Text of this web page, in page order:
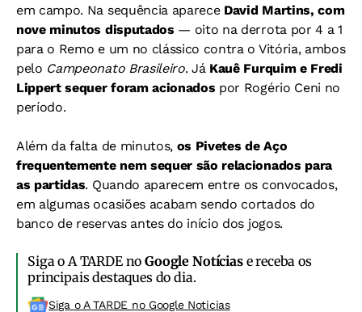
em campo. Na sequência aparece David Martins, com
nove minutos disputados — oito na derrota por 4 a 1
para o Remo e um no clássico contra o Vitória, ambos
pelo Campeonato Brasileiro. Já Kauê Furquim e Fredi
Lippert sequer foram acionados por Rogério Ceni no
período.
Além da falta de minutos, os Pivetes de Aço
frequentemente nem sequer são relacionados para
as partidas. Quando aparecem entre os convocados,
em algumas ocasiões acabam sendo cortados do
banco de reservas antes do início dos jogos.
Siga o A TARDE noGoogle Notíciase receba os
principais destaques do dia.
Siga o A TARDE no Google Noticias